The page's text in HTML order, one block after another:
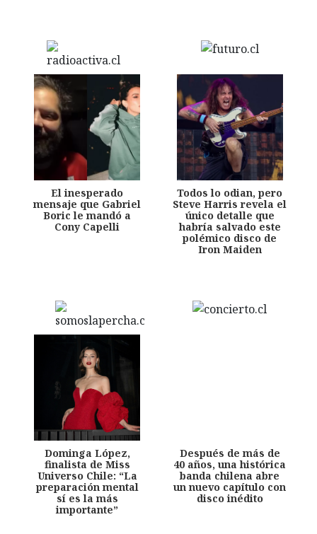
El inesperado
mensaje que Gabriel
Boric le mandó a
Cony Capelli
Todos lo odian, pero
Steve Harris revela el
único detalle que
habría salvado este
polémico disco de
Iron Maiden
Dominga López,
finalista de Miss
Universo Chile: “La
preparación mental
sí es la más
importante”
Después de más de
40 años, una histórica
banda chilena abre
un nuevo capítulo con
disco inédito